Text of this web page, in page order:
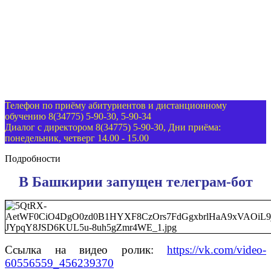
Телефон по приёму абитуриентов и дистанционному
обучению 8(34775) 5-90-30, 5-90-34
Диалог с директором 8(34775) 5-90-30, Дни приёма:
понедельник, четверг 14.00 - 15.00
Подробности
В Башкирии запущен телеграм-бот
Ссылка на видео ролик: https://vk.com/video-
60556559_456239370